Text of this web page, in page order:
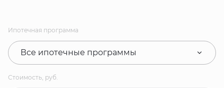
Ипотечная программа
Все ипотечные программы
Стоимость, руб.